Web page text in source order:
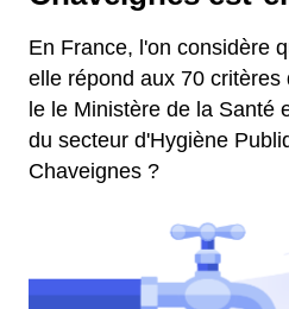
En France, l'on considère
elle répond aux 70
le le Ministère de la Santé
du secteur d'Hygiène
Chaveignes ?